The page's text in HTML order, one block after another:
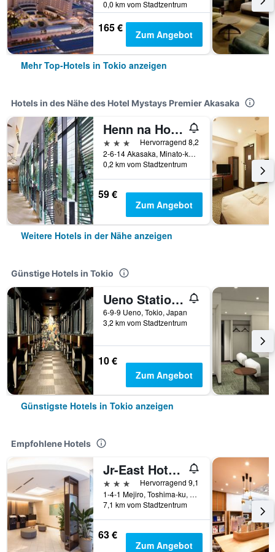
0,0 km vom Stadtzentrum
165 € Zum Angebot
Mehr Top-Hotels in Tokio anzeigen
Hotels in des Nähe des Hotel Mystays Premier Akasaka
Henn na Hotel Tokyo Akasaka
3 Sterne
Hervorragend 8,2
2-6-14 Akasaka, Minato-ku, Tokio, Japan
0,2 km vom Stadtzentrum
59 €
Zum Angebot
Weitere Hotels in der Nähe anzeigen
Günstige Hotels in Tokio
Ueno Station Hostel Oriental 1 Male Only
6-9-9 Ueno, Tokio, Japan
3,2 km vom Stadtzentrum
10 €
Zum Angebot
Günstigste Hotels in Tokio anzeigen
Empfohlene Hotels
Jr-East Hotel Mets Mejiro
3 Sterne
Hervorragend 9,1
1-4-1 Mejiro, Toshima-ku, Tokio, Japan
7,1 km vom Stadtzentrum
63 €
Zum Angebot